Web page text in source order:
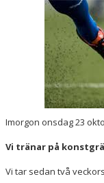
KONTAKT
Imorgon onsdag 23
Vi tränar på
Vi tar sedan två